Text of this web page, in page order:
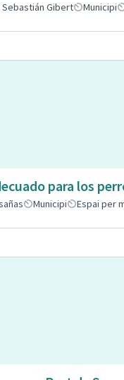
Sebastián Gibert Municipi
para los
Municipi Espai per